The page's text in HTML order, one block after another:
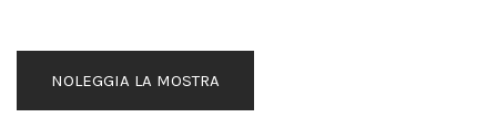
NOLEGGIA LA MOSTRA